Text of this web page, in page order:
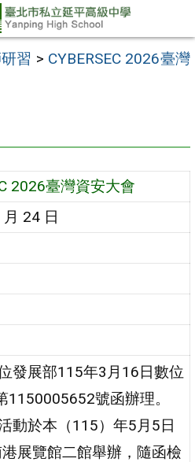
習 > CYBERSEC 2026臺灣
2026臺灣資安大會
24 日
發展部115年3月16日數位
1150005652號函辦理。
動於本（115）年5月5日
展覽館二館舉辦，隨函檢